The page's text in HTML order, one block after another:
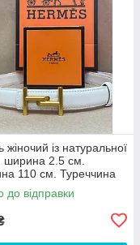
жіночий із натуральної
ширина 2.5 см.
110 см. Туреччина
до відправки